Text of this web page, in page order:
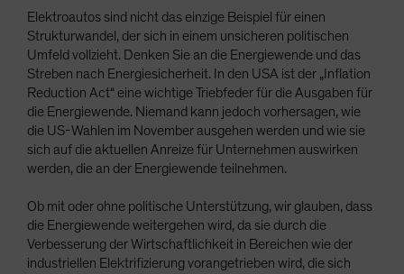
Elektroautos sind nicht das einzige Beispiel für einen
Strukturwandel, der sich in einem unsicheren politischen
Umfeld vollzieht. Denken Sie an die Energiewende und das
Streben nach Energiesicherheit. In den USA ist der „Inflation
Reduction Act“ eine wichtige Triebfeder für die Ausgaben für
die Energiewende. Niemand kann jedoch vorhersagen, wie
die US-Wahlen im November ausgehen werden und wie sie
sich auf die aktuellen Anreize für Unternehmen auswirken
werden, die an der Energiewende teilnehmen.
Ob mit oder ohne politische Unterstützung, wir glauben, dass
die Energiewende weitergehen wird, da sie durch die
Verbesserung der Wirtschaftlichkeit in Bereichen wie der
industriellen Elektrifizierung vorangetrieben wird, die sich